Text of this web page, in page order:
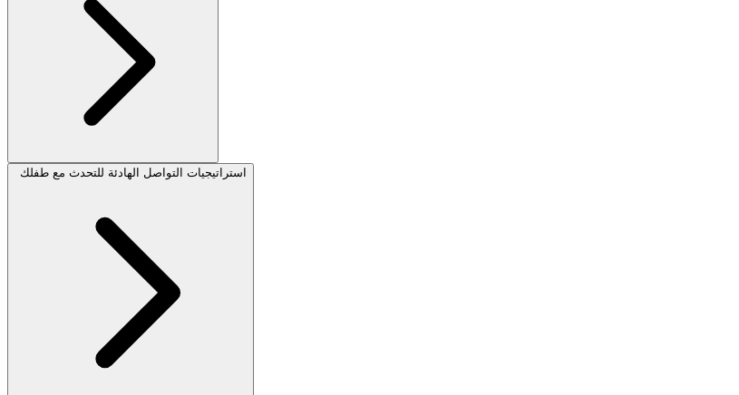
استراتيجيات التواصل الهادئة للتحدث مع طفلك